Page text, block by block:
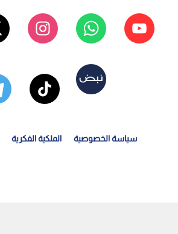
سياسة الخصوصية الملكية الفكرية